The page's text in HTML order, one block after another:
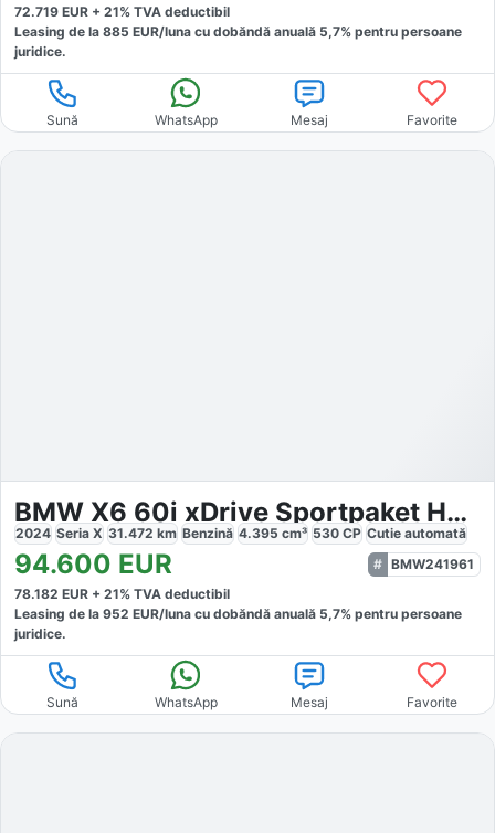
72.719 EUR + 21% TVA deductibil
Leasing de la 885 EUR/luna cu dobăndă anuală 5,7% pentru persoane
juridice.
Sună WhatsApp Mesaj Favorite
BMW X6 60i xDrive Sportpaket HUD AD StandHZG
2024 Seria X 31.472 km Benzină 4.395 cm³ 530 CP Cutie automată
94.600 EUR
BMW241961
78.182 EUR + 21% TVA deductibil
Leasing de la 952 EUR/luna cu dobăndă anuală 5,7% pentru persoane
juridice.
Sună WhatsApp Mesaj Favorite